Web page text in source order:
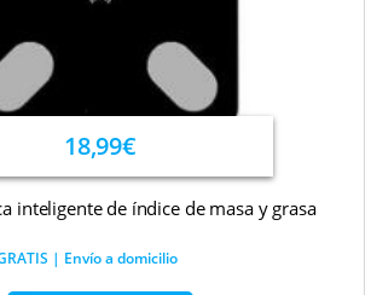
18,99€
inteligente de índice de masa y grasa
| Envío a domicilio